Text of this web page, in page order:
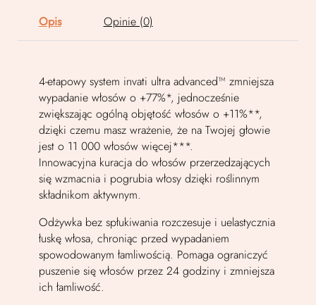
Opis Opinie (0)
4-etapowy system invati ultra advanced™ zmniejsza
wypadanie włosów o +77%*, jednocześnie
zwiększając ogólną objętość włosów o +11%**,
dzięki czemu masz wrażenie, że na Twojej głowie
jest o 11 000 włosów więcej***.
Innowacyjna kuracja do włosów przerzedzających
się wzmacnia i pogrubia włosy dzięki roślinnym
składnikom aktywnym.
Odżywka bez spłukiwania rozczesuje i uelastycznia
łuskę włosa, chroniąc przed wypadaniem
spowodowanym łamliwością. Pomaga ograniczyć
puszenie się włosów przez 24 godziny i zmniejsza
ich łamliwość.